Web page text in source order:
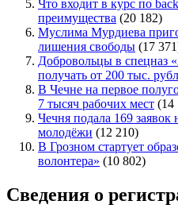
Что входит в курс по
преимущества (20 182)
Муслима Мурдиева
лишения свободы (17
Добровольцы в спецназ
получать от 200 тыс.
В Чечне на первое
7 тысяч рабочих мест (14
Чечня подала 169 заявок
молодёжи (12 210)
В Грозном стартует
волонтера» (10 802)
Сведения о